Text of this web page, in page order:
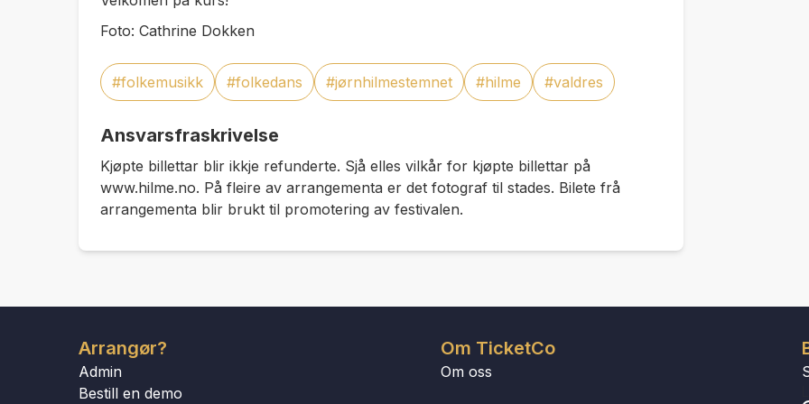
Foto: Cathrine Dokken
#folkemusikk #folkedans #jørnhilmestemnet #hilme #valdres
Ansvarsfraskrivelse
Kjøpte billettar blir ikkje refunderte. Sjå elles vilkår for kjøpte billettar på
www.hilme.no. På fleire av arrangementa er det fotograf til stades. Bilete frå
arrangementa blir brukt til promotering av festivalen.
Arrangør?
Admin
Bestill en demo
Om TicketCo
Om oss